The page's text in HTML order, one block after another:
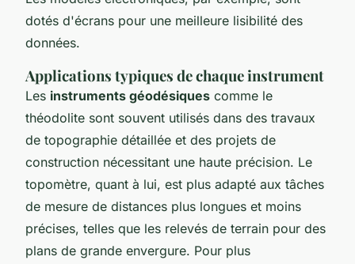
dotés d'écrans pour une meilleure lisibilité des
données.
Applications typiques de chaque instrument
Les instruments géodésiques comme le
théodolite sont souvent utilisés dans des travaux
de topographie détaillée et des projets de
construction nécessitant une haute précision. Le
topomètre, quant à lui, est plus adapté aux tâches
de mesure de distances plus longues et moins
précises, telles que les relevés de terrain pour des
plans de grande envergure. Pour plus